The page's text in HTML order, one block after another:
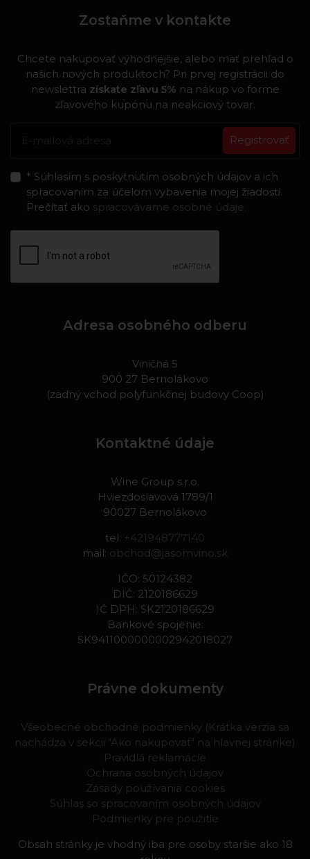
Zostaňme v kontakte
Chcete nakupovať výhodnejšie, alebo mať prehľad o
našich nových produktoch? Pri prvej registrácii do
newslettra získate zľavu 5% na nákup vo forme
zľavového kupónu na neakciový tovar.
Registrovať
* Súhlasím s poskytnutím osobných údajov a ich
spracovaním za účelom vybavenia mojej žiadosti.
Prečítať ako spracovávame osobné údaje.
Adresa osobného odberu
Viničná 5
900 27 Bernolákovo
(zadný vchod polyfunkčnej budovy Coop)
Kontaktné údaje
Wine Group s.r.o.
Hviezdoslavová 1789/1
90027 Bernolákovo
tel: +421948777140
mail: obchod@jasomvino.sk
IČO: 50124382
DIČ: 2120186629
IČ DPH: SK2120186629
Bankové spojenie:
SK9411000000002942018027
Právne dokumenty
Všeobecné obchodné podmienky (Krátka verzia sa
nachádza v sekcii "Ako nakupovať" na hlavnej stránke)
Pravidlá reklamácie
Ochrana osobných údajov
Zásady používania cookies
Súhlas so spracovaním osobných údajov
Podmienky pre použitie
Obsah stránky je vhodný iba pre osoby staršie ako 18